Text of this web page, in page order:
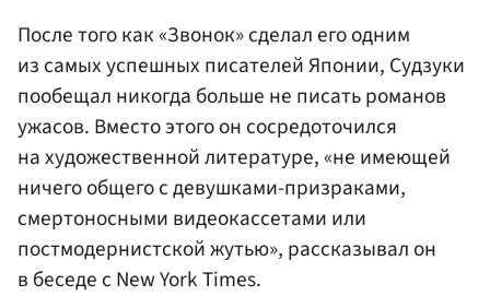
После того как «Звонок» сделал его одним
из самых успешных писателей Японии, Судзуки
пообещал никогда больше не писать романов
ужасов. Вместо этого он сосредоточился
на художественной литературе, «не имеющей
ничего общего с девушками-призраками,
смертоносными видеокассетами или
постмодернистской жутью», рассказывал он
в беседе с New York Times.